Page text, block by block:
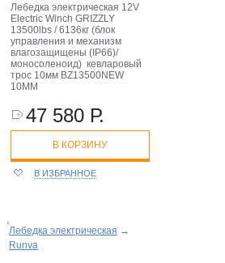
Лебедка электрическая 12V
Electric Winch GRIZZLY
13500lbs / 6136кг (блок
управления и механизм
влагозащищены (IP66)/
моносоленоид) кевларовый
трос 10мм BZ13500NEW
10MM
47 580 Р.
В КОРЗИНУ
В ИЗБРАННОЕ
Лебедка электрическая →
Runva